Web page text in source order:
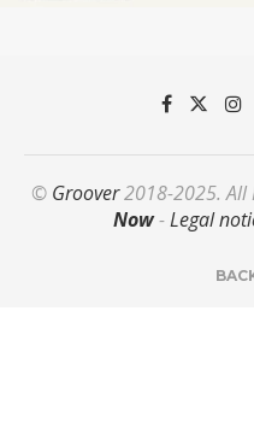
© Groover2018-2025. All
Now-Legal